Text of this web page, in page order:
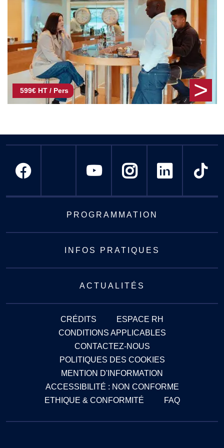
599€ HT / Pers >
PROGRAMMATION
INFOS PRATIQUES
ACTUALITÉS
CRÉDITS
ESPACE RH
CONDITIONS APPLICABLES
CONTACTEZ-NOUS
POLITIQUES DES COOKIES
MENTION D'INFORMATION
ACCESSIBILITÉ : NON CONFORME
ETHIQUE & CONFORMITÉ
FAQ